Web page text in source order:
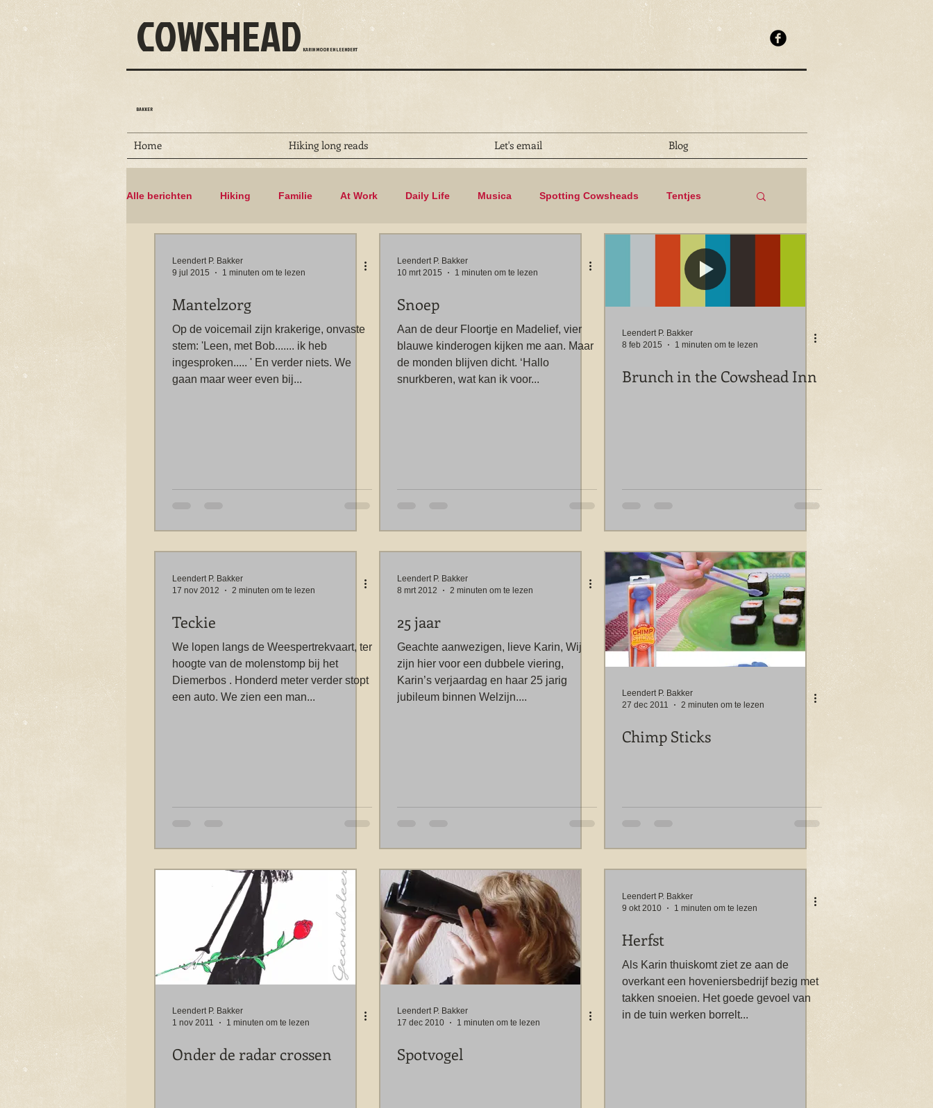
COWSHEAD KARIN MOOR EN LEENDERT
BAKKER
Alle berichten Hiking Familie At Work Daily Life Musica Spotting Cowsheads Tentjes
Leendert P. Bakker
9 jul 2015
1 minuten om te lezen
Mantelzorg
Op de voicemail zijn krakerige, onvaste
stem: 'Leen, met Bob....... ik heb
ingesproken..... ' En verder niets. We
gaan maar weer even bij...
Leendert P. Bakker
10 mrt 2015
1 minuten om te lezen
Snoep
Aan de deur Floortje en Madelief, vier
blauwe kinderogen kijken me aan. Maar
de monden blijven dicht. ‘Hallo
snurkberen, wat kan ik voor...
Leendert P. Bakker
8 feb 2015
1 minuten om te lezen
Brunch in the Cowshead Inn
Leendert P. Bakker
17 nov 2012
2 minuten om te lezen
Teckie
We lopen langs de Weespertrekvaart, ter
hoogte van de molenstomp bij het
Diemerbos . Honderd meter verder stopt
een auto. We zien een man...
Leendert P. Bakker
8 mrt 2012
2 minuten om te lezen
25 jaar
Geachte aanwezigen, lieve Karin, Wij
zijn hier voor een dubbele viering,
Karin’s verjaardag en haar 25 jarig
jubileum binnen Welzijn....
Leendert P. Bakker
27 dec 2011
2 minuten om te lezen
Chimp Sticks
Leendert P. Bakker
1 nov 2011
1 minuten om te lezen
Onder de radar crossen
Leendert P. Bakker
17 dec 2010
1 minuten om te lezen
Spotvogel
Leendert P. Bakker
9 okt 2010
1 minuten om te lezen
Herfst
Als Karin thuiskomt ziet ze aan de
overkant een hoveniersbedrijf bezig met
takken snoeien. Het goede gevoel van
in de tuin werken borrelt...
Home Hiking long reads Let's email Blog